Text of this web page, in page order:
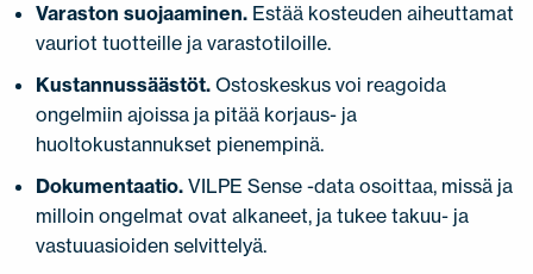
Varaston suojaaminen. Estää kosteuden aiheuttamat
vauriot tuotteille ja varastotiloille.
Kustannussäästöt. Ostoskeskus voi reagoida
ongelmiin ajoissa ja pitää korjaus- ja
huoltokustannukset pienempinä.
Dokumentaatio. VILPE Sense -data osoittaa, missä ja
milloin ongelmat ovat alkaneet, ja tukee takuu- ja
vastuuasioiden selvittelyä.